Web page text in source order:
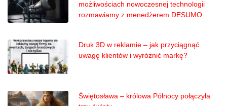
możliwościach nowoczesnej technologii
rozmawiamy z menedżerem DESUMO
Druk 3D w reklamie – jak przyciągnąć
uwagę klientów i wyróżnić markę?
Świętosława – królowa Północy połączyła